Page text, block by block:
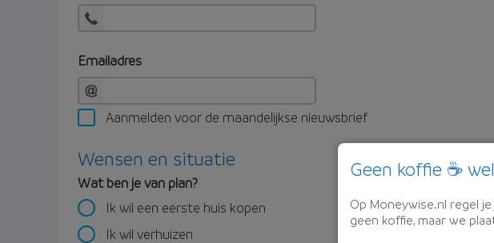
Emailadres
Aanmelden voor de maandelijkse nieuwsbrief
Wensen en situatie
Wat ben je van plan?
Ik wil een eerste huis kopen
Ik wil verhuizen
Geen koffie ☕
Op Moneywise.nl regel
geen koffie, maar we